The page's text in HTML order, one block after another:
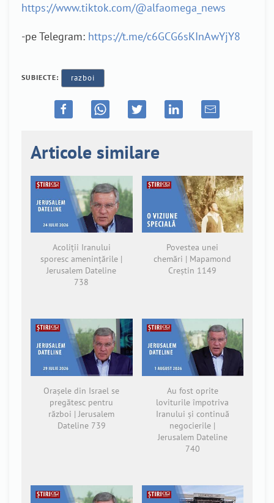
https://www.tiktok.com/@alfaomega_news
-pe Telegram: https://t.me/c6GCG6sKInAwYjY8
SUBIECTE: razboi
Articole similare
Acoliții Iranului
sporesc amenințările |
Jerusalem Dateline
738
Povestea unei
chemări | Mapamond
Creștin 1149
Orașele din Israel se
pregătesc pentru
război | Jerusalem
Dateline 739
Au fost oprite
loviturile împotriva
Iranului și continuă
negocierile |
Jerusalem Dateline
740